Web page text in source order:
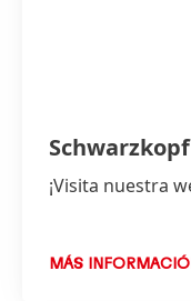
Schwarzkopf
¡Visita nuestra
MÁS